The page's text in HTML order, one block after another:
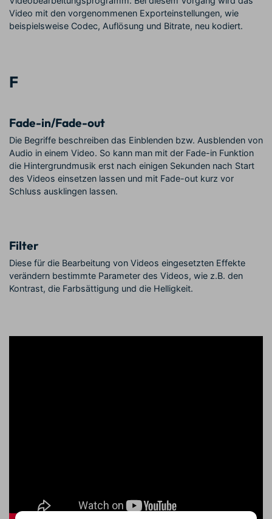
Video mit den vorgenommenen Exporteinstellungen, wie
beispielsweise Codec, Auflösung und Bitrate, neu kodiert.
F
Fade-in/Fade-out
Die Begriffe beschreiben das Einblenden bzw. Ausblenden von
Audio in einem Video. So kann man mit der Fade-in Funktion
die Hintergrundmusik erst nach einigen Sekunden nach Start
des Videos einsetzen lassen und mit Fade-out kurz vor
Schluss ausklingen lassen.
Filter
Diese für die Bearbeitung von Videos eingesetzten Effekte
verändern bestimmte Parameter des Videos, wie z.B. den
Kontrast, die Farbsättigung und die Helligkeit.